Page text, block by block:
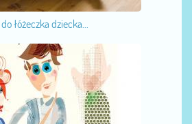
łóżeczka dziecka...